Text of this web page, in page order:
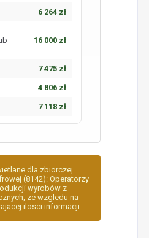
6 264 zł
16 000 zł
7 475 zł
4 806 zł
7 118 zł
dla zbiorczej
(8142): Operatorzy
wyrobów z
ze wzgledu na
ilosci informacji.